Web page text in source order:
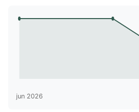
jun 2026